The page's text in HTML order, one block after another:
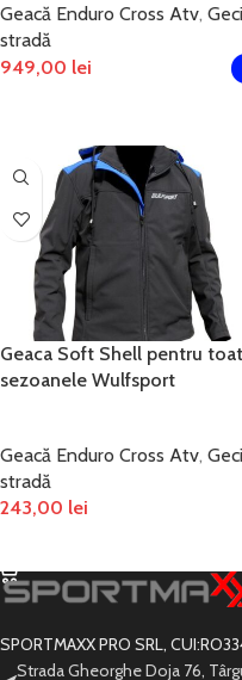
Geacă Enduro Cross Atv, Geci
stradă
949,00 lei
Geaca Soft Shell pentru
sezoanele Wulfsport
Geacă Enduro Cross Atv, Geci
stradă
243,00 lei
SPORTMAXX PRO SRL,
Strada Gheorghe Doja 76,